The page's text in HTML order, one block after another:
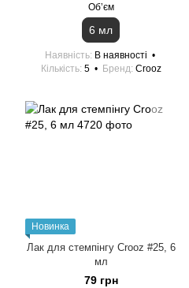
Обʼєм
6 мл
Наявність В наявності
Кількість 5 Бренд Crooz
Новинка
Лак для стемпінгу Crooz #25, 6
мл
79 грн